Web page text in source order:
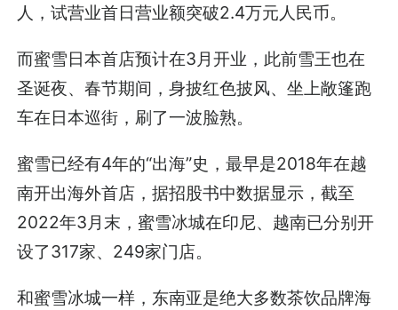
人，试营业首日营业额突破2.4万元人民币。
而蜜雪日本首店预计在3月开业，此前雪王也在
圣诞夜、春节期间，身披红色披风、坐上敞篷跑
车在日本巡街，刷了一波脸熟。
蜜雪已经有4年的“出海”史，最早是2018年在越
南开出海外首店，据招股书中数据显示，截至
2022年3月末，蜜雪冰城在印尼、越南已分别开
设了317家、249家门店。
和蜜雪冰城一样，东南亚是绝大多数茶饮品牌海